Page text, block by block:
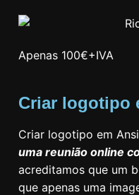
Apenas 100€+IVA
Criar logotipo
Criar logotipo em
uma reunião online
acreditamos que um
que apenas uma